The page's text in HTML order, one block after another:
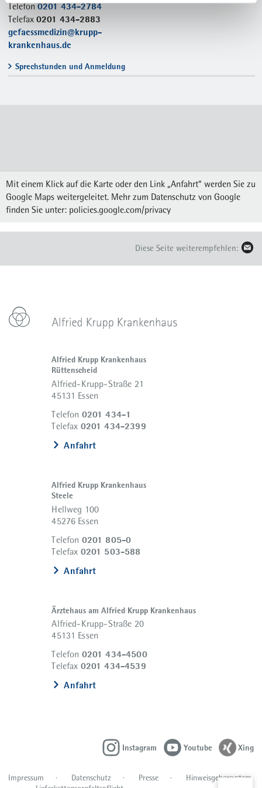
Telefon0201 434-2784
Telefax0201 434-2883
gefaessmedizin@krupp-
krankenhaus.de
Sprechstunden und Anmeldung
Mit einem Klick auf die Karte oder den Link „Anfahrt“ werden Sie zu
Google Maps weitergeleitet. Mehr zum Datenschutz von Google
finden Sie unter: policies.google.com/privacy
Diese Seite weiterempfehlen:
Alfried Krupp Krankenhaus
Rüttenscheid
Alfried-Krupp-Straße 21
45131 Essen
Telefon 0201 434-1
Telefax 0201 434-2399
Anfahrt
Alfried Krupp Krankenhaus
Steele
Hellweg 100
45276 Essen
Telefon 0201 805-0
Telefax 0201 503-588
Anfahrt
Ärztehaus am Alfried Krupp Krankenhaus
Alfried-Krupp-Straße 20
45131 Essen
Telefon 0201 434-4500
Telefax 0201 434-4539
Anfahrt
Impressum Datenschutz Presse
Hinweisgebersystem
Instagram Youtube Xing